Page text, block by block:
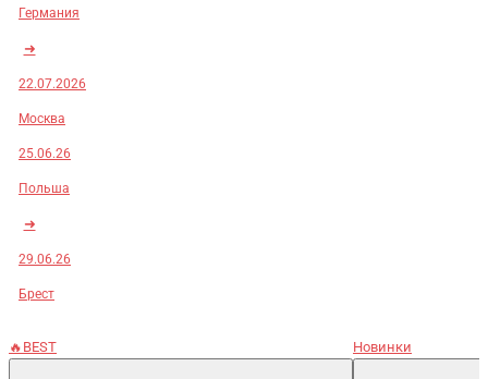
Германия
➜
22.07.2026
Москва
25.06.26
Польша
➜
29.06.26
Брест
🔥BEST Новинки